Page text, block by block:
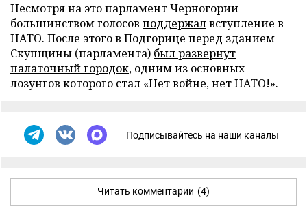
Несмотря на это парламент Черногории
большинством голосов поддержалвступление в
НАТО. После этого в Подгорице перед зданием
Скупщины (парламента) был развернут
палаточный городок, одним из основных
лозунгов которого стал «Нет войне, нет НАТО!».
Подписывайтесь на наши каналы
Читать комментарии (4)